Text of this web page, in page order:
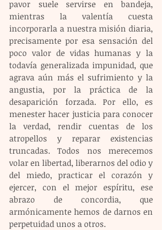
pavor suele servirse en bandeja,
mientras la valentía cuesta
incorporarla a nuestra misión diaria,
precisamente por esa sensación del
poco valor de vidas humanas y la
todavía generalizada impunidad, que
agrava aún más el sufrimiento y la
angustia, por la práctica de la
desaparición forzada. Por ello, es
menester hacer justicia para conocer
la verdad, rendir cuentas de los
atropellos y reparar existencias
truncadas. Todos nos merecemos
volar en libertad, liberarnos del odio y
del miedo, practicar el corazón y
ejercer, con el mejor espíritu, ese
abrazo de concordia, que
armónicamente hemos de darnos en
perpetuidad unos a otros.